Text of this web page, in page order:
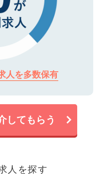
人を多数保有
してもらう
人を探す